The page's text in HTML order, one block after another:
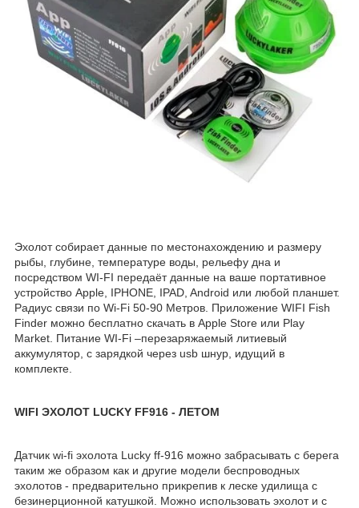
Эхолот собирает данные по местонахождению и размеру
рыбы, глубине, температуре воды, рельефу дна и
посредством WI-FI передаёт данные на ваше портативное
устройство Apple, IPHONE, IPAD, Android или любой планшет.
Радиус связи по Wi-Fi 50-90 Mетров. Приложение WIFI Fish
Finder можно бесплатно скачать в Apple Store или Play
Market. Питание WI-Fi –перезаряжаемый литиевый
аккумулятор, с зарядкой через usb шнур, идущий в
комплекте.
WIFI ЭХОЛОТ LUCKY FF916 - ЛЕТОМ
Датчик wi-fi эхолота Lucky ff-916 можно забрасывать с берега
таким же образом как и другие модели беспроводных
эхолотов - предварительно прикрепив к леске удилища с
безинерционной катушкой. Можно использовать эхолот и с